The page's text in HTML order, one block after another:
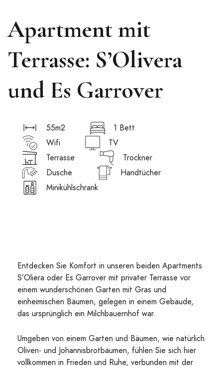
Apartment mit
Terrasse: S’Olivera
und Es Garrover
55m2
1 Bett
Wifi
TV
Terrasse
Trockner
Dusche
Handtücher
Minikühlschrank
Entdecken Sie Komfort in unseren beiden Apartments
S’Oliera oder Es Garrover mit privater Terrasse vor
einem wunderschönen Garten mit Gras und
einheimischen Bäumen, gelegen in einem Gebäude,
das ursprünglich ein Milchbauernhof war.
Umgeben von einem Garten und Bäumen, wie natürlich
Oliven- und Johannisbrotbäumen, fühlen Sie sich hier
vollkommen in Frieden und Ruhe, verbunden mit der